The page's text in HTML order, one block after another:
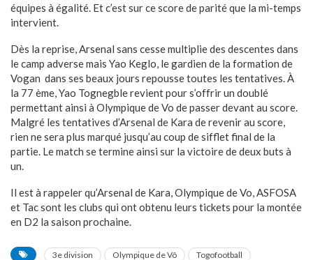
équipes à égalité. Et c’est sur ce score de parité que la mi-temps
intervient.
Dès la reprise, Arsenal sans cesse multiplie des descentes dans
le camp adverse mais Yao Keglo, le gardien de la formation de
Vogan dans ses beaux jours repousse toutes les tentatives. À
la 77 ème, Yao Tognegble revient pour s’offrir un doublé
permettant ainsi à Olympique de Vo de passer devant au score.
Malgré les tentatives d’Arsenal de Kara de revenir au score,
rien ne sera plus marqué jusqu’au coup de sifflet final de la
partie. Le match se termine ainsi sur la victoire de deux buts à
un.
Il est à rappeler qu’Arsenal de Kara, Olympique de Vo, ASFOSA
et Tac sont les clubs qui ont obtenu leurs tickets pour la montée
en D2 la saison prochaine.
3e division Olympique de Vô Togofootball